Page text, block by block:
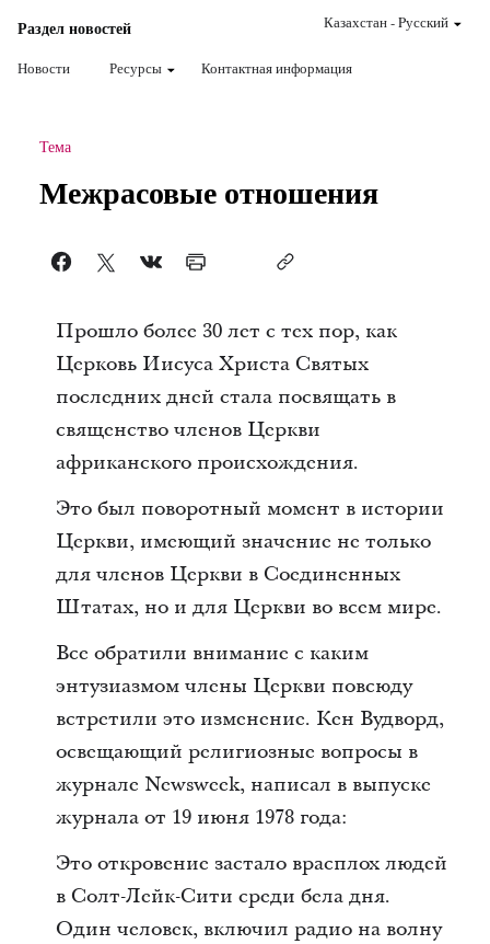
Раздел новостей
Новости Ресурсы Контактная информация
Казахстан-Pусский
Тема
Межрасовые отношения
Прошло более 30 лет с тех пор, как
Церковь Иисуса Христа Святых
последних дней стала посвящать в
священство членов Церкви
африканского происхождения.
Это был поворотный момент в истории
Церкви, имеющий значение не только
для членов Церкви в Соединенных
Штатах, но и для Церкви во всем мире.
Все обратили внимание с каким
энтузиазмом члены Церкви повсюду
встретили это изменение. Кен Вудворд,
освещающий религиозные вопросы в
журнале Newsweek, написал в выпуске
журнала от 19 июня 1978 года:
Это откровение застало врасплох людей
в Солт-Лейк-Сити среди бела дня.
Один человек, включил радио на волну